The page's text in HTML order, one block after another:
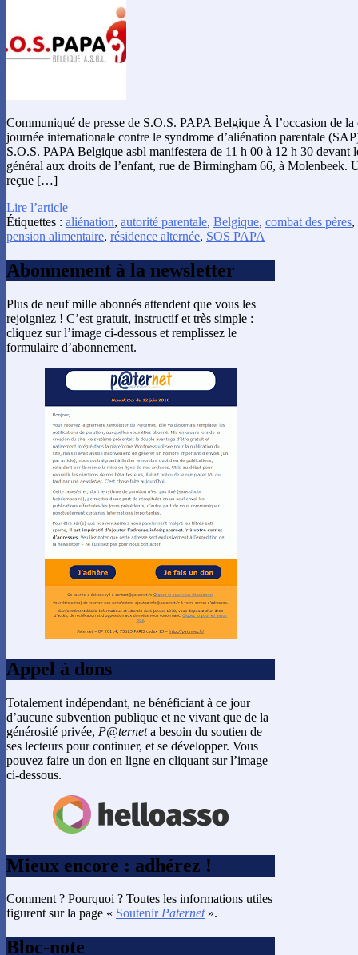
Communiqué de presse de S.O.S. PAPA Belgique À l’occasion de
journée internationale contre le syndrome d’aliénation parentale
S.O.S. PAPA Belgique asbl manifestera de 11 h 00 à 12 h 30 devant
général aux droits de l’enfant, rue de Birmingham 66, à Molenbeek.
reçue […]
Lire l’article
Étiquettes : aliénation, autorité parentale, Belgique, combat des pères,
pension alimentaire, résidence alternée, SOS PAPA
Abonnement à la newsletter
Plus de neuf mille abonnés attendent que vous les
rejoigniez ! C’est gratuit, instructif et très simple :
cliquez sur l’image ci-dessous et remplissez le
formulaire d’abonnement.
Appel à dons
Totalement indépendant, ne bénéficiant à ce jour
d’aucune subvention publique et ne vivant que de la
générosité privée, P@terneta besoin du soutien de
ses lecteurs pour continuer, et se développer. Vous
pouvez faire un don en ligne en cliquant sur l’image
ci-dessous.
Mieux encore : adhérez !
Comment ? Pourquoi ? Toutes les informations utiles
figurent sur la page « SoutenirPaternet».
Bloc-note